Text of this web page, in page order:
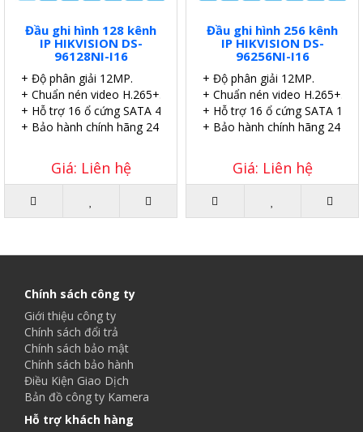
Đầu ghi hình 128 kênh
IP HIKVISION DS-
96128NI-I16
+ Độ phân giải 12MP.
+ Chuẩn nén video H.265+.
+ Hỗ trợ 16 ổ cứng SATA 4TB.
+ Bảo hành chính hãng 24 tháng.
Giá: Liên hệ
Đầu ghi hình 256 kênh
IP HIKVISION DS-
96256NI-I16
+ Độ phân giải 12MP.
+ Chuẩn nén video H.265+.
+ Hỗ trợ 16 ổ cứng SATA
+ Bảo hành chính hãng 24
Giá: Liên hệ
Chính sách công ty
Giới thiệu công ty
Chính sách đổi trả
Chính sách bảo mật
Chính sách bảo hành
Điều Kiện Giao Dịch
Bản đồ công ty Kamera
Hỗ trợ khách hàng